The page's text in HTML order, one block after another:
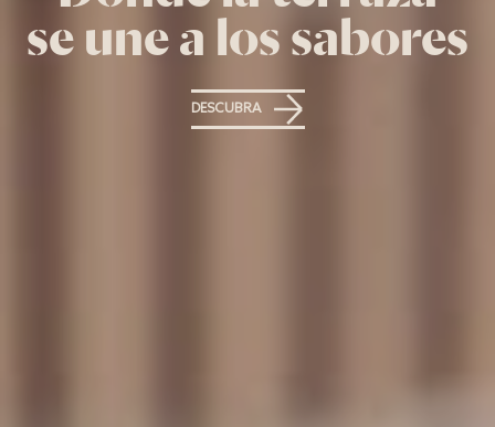
se une a los sabores
DESCUBRA